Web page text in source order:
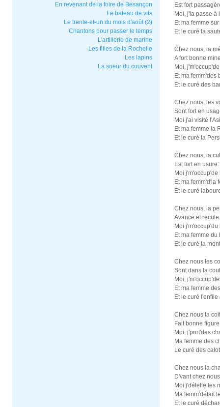
En revenant de la foire de Besançon
Le bateau de vits
Le trente-et-un du mois d'août (2)
Chantons pour passer le temps
L'artillerie de marine
Les filles de la Rochelle
Les lapins
La soeur du couvent
Est fort
Moi, j'la passe à
Et ma femme
Et le curé la
Chez nous, la
A fort bonne
Moi,
Et ma femm'des
Et le curé des
Chez nous, les
Sont fort en
Moi j'ai visité
Et ma femme la
Et le curé la
Chez nous, la
Est fort en usure:
Moi
Et ma femm'd'la
Et le curé
Chez nous, la
Avance et recule:
Moi
Et ma femme du
Et le curé la
Chez nous les
Sont dans la
Moi,
Et ma femme
Et le curé l'enfile
Chez nous la
Fait bonne
Moi, j'port'des
Ma femme des
Le curé des
Chez nous la
D'vant chez
Moi j'dételle les
Ma femm'défait
Et le curé